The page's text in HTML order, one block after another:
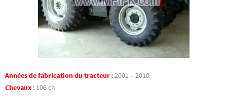
Années de fabrication du tracteur :2001 – 2010
Chevaux : 106 ch